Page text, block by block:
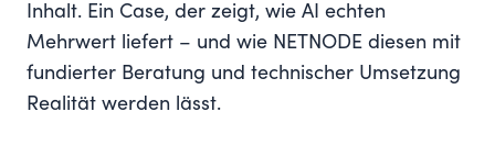
Inhalt. Ein Case, der zeigt, wie AI echten
Mehrwert liefert – und wie NETNODE diesen mit
fundierter Beratung und technischer Umsetzung
Realität werden lässt.